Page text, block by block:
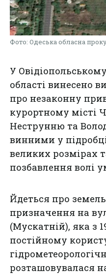
Фото: Одеська обласна
У
області винесено
про незаконну
курортному місті
Неструнню та
винними у
великих розмірах
позбавлення волі
Йдеться про
призначення на
(Мускатній), яка з
постійному
розташовувалася